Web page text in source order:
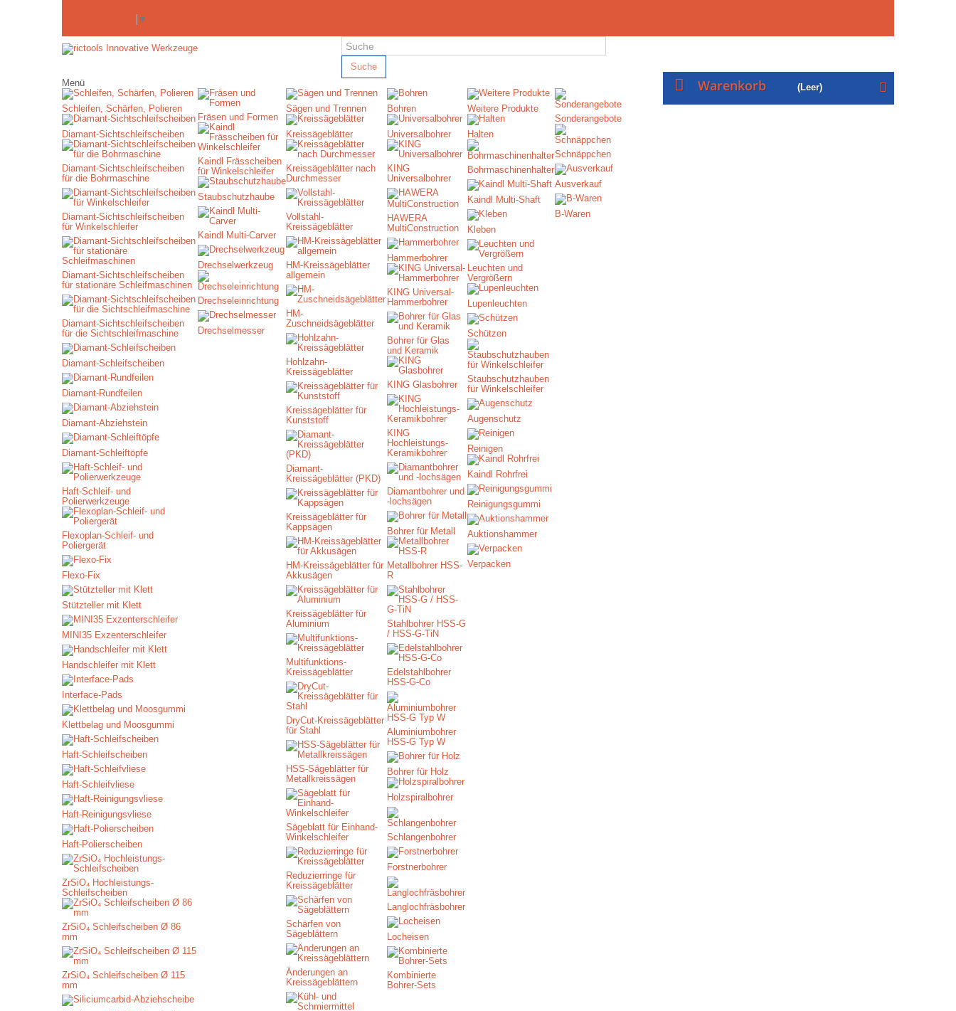
▼
Suche
Warenkorb (Leer)
Menü
Schleifen, Schärfen, Polieren
Diamant-Sichtschleifscheiben
Diamant-Sichtschleifscheiben
für die Bohrmaschine
Diamant-Sichtschleifscheiben
für Winkelschleifer
Diamant-Sichtschleifscheiben
für stationäre Schleifmaschinen
Diamant-Sichtschleifscheiben
für die Sichtschleifmaschine
Diamant-Schleifscheiben
Diamant-Rundfeilen
Diamant-Abziehstein
Diamant-Schleiftöpfe
Haft-Schleif- und
Polierwerkzeuge
Flexoplan-Schleif- und
Poliergerät
Flexo-Fix
Stützteller mit Klett
MINI35 Exzenterschleifer
Handschleifer mit Klett
Interface-Pads
Klettbelag und Moosgummi
Haft-Schleifscheiben
Haft-Schleifvliese
Haft-Reinigungsvliese
Haft-Polierscheiben
ZrSiO₄ Hochleistungs-
Schleifscheiben
ZrSiO₄ Schleifscheiben Ø 86
mm
ZrSiO₄ Schleifscheiben Ø 115
mm
Fräsen und Formen
Kaindl Frässcheiben
für Winkelschleifer
Staubschutzhaube
Kaindl Multi-Carver
Drechselwerkzeug
Drechseleinrichtung
Drechselmesser
Sägen und Trennen
Kreissägeblätter
Kreissägeblätter nach
Durchmesser
Vollstahl-
Kreissägeblätter
HM-Kreissägeblätter
allgemein
HM-
Zuschneidsägeblätter
Hohlzahn-
Kreissägeblätter
Kreissägeblätter für
Kunststoff
Diamant-
Kreissägeblätter (PKD)
Kreissägeblätter für
Kappsägen
HM-Kreissägeblätter für
Akkusägen
Kreissägeblätter für
Aluminium
Multifunktions-
Kreissägeblätter
DryCut-Kreissägeblätter
für Stahl
HSS-Sägeblätter für
Metallkreissägen
Sägeblatt für Einhand-
Winkelschleifer
Reduzierringe für
Kreissägeblätter
Schärfen von
Sägeblättern
Änderungen an
Kreissägeblättern
Bohren
Universalbohrer
KING
Universalbohrer
HAWERA
MultiConstruction
Hammerbohrer
KING Universal-
Hammerbohrer
Bohrer für Glas
und Keramik
KING Glasbohrer
KING
Hochleistungs-
Keramikbohrer
Diamantbohrer und
-lochsägen
Bohrer für Metall
Metallbohrer HSS-
R
Stahlbohrer HSS-G
/ HSS-G-TiN
Edelstahlbohrer
HSS-G-Co
Aluminiumbohrer
HSS-G Typ W
Bohrer für Holz
Holzspiralbohrer
Schlangenbohrer
Forstnerbohrer
Langlochfräsbohrer
Locheisen
Kombinierte
Bohrer-Sets
Weitere Produkte
Halten
Bohrmaschinenhalter
Kaindl Multi-Shaft
Kleben
Leuchten und
Vergrößern
Lupenleuchten
Schützen
Staubschutzhauben
für Winkelschleifer
Augenschutz
Reinigen
Kaindl Rohrfrei
Reinigungsgummi
Auktionshammer
Verpacken
Sonderangebote
Schnäppchen
Ausverkauf
B-Waren